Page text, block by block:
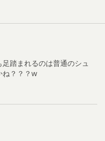
踏まれるのは普通のシュ
ね？？？w